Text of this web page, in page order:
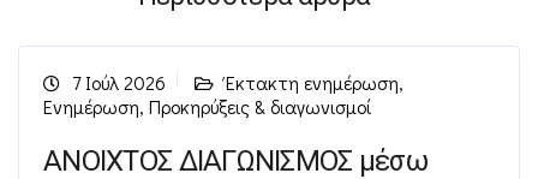
7 Ιούλ 2026 Έκτακτη ενημέρωση,
Ενημέρωση, Προκηρύξεις & διαγωνισμοί
ΑΝΟΙΧΤΟΣ ΔΙΑΓΩΝΙΣΜΟΣ μέσω